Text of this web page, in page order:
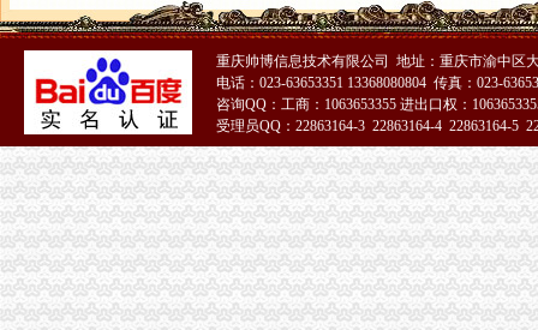
企业登记代理国际贸易水城路龙溪路财务会计公司申报税-上海58同城
拍卖公告_新浪新闻
万事通_新浪新闻
湖州金业建设工程招标代理有限公司关于湖州市湖州月河小学湖州市
湖州金业建设工程招标代理有限公司关于湖州市湖州月河小学湖州市
湖州金业建设工程招标代理有限公司关于湖州职业技术学院湖州职业
湖州金业建设工程招标代理有限公司关于湖州市测绘院湖州市测绘院全
雅丽中学食堂、龙溪小学食堂建设工程代理机构招标公告-中
开公司找商裕(组图)_网易新闻
龙溪代办营业执照
郑州企业资质代办公司_郑州企业资质代办_【资质代办】|东商网
财务咨询企业页
重庆银行股份有限公司2008年度报告-基金频道-和讯网
重庆帅博信息技术有限公司 地址：重庆市渝中区
电话：023-63653351 13368080804 传真：023-
咨询QQ：工商：1063653355 进出口权：
受理员QQ：22863164-3 22863164-4 22863164-5
51La